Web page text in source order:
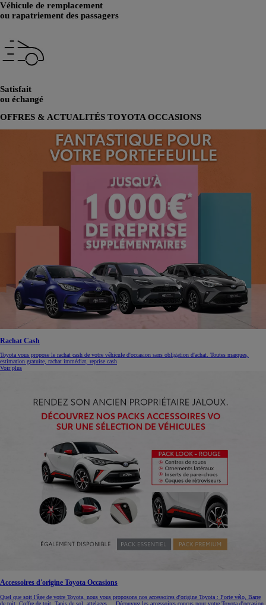
Véhicule de remplacement
ou rapatriement des passagers
Satisfait
ou échangé
OFFRES & ACTUALITÉS TOYOTA OCCASIONS
Rachat Cash
Toyota vous propose le rachat cash de votre véhicule d'occasion sans obligation d'achat. Toutes marques,
estimation gratuite, rachat immédiat, reprise cash
Voir plus
Accessoires d'origine Toyota Occasions
Quel que soit l'âge de votre Toyota, nous vous proposons nos accessoires d'origine Toyota : Porte vélo, Barre
de toit, Coffre de toit, Tapis de sol, attelages.... Découvrez les accessoires conçus pour votre Toyota d'occasion.